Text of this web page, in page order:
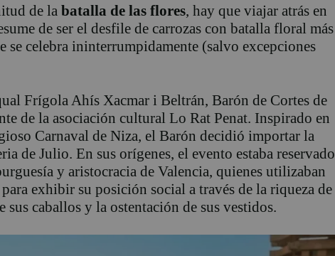
de la batalla de las flores, hay que viajar atrás en
de ser el desfile de carrozas con batalla floral más
se celebra ininterrumpidamente (salvo excepciones
Frígola Ahís Xacmar i Beltrán, Barón de Cortes de
de la asociación cultural Lo Rat Penat. Inspirado en
Carnaval de Niza, el Barón decidió importar la
de Julio. En sus orígenes, el evento estaba reservado
y aristocracia de Valencia, quienes utilizaban
para exhibir su posición social a través de la riqueza de
sus caballos y la ostentación de sus vestidos.